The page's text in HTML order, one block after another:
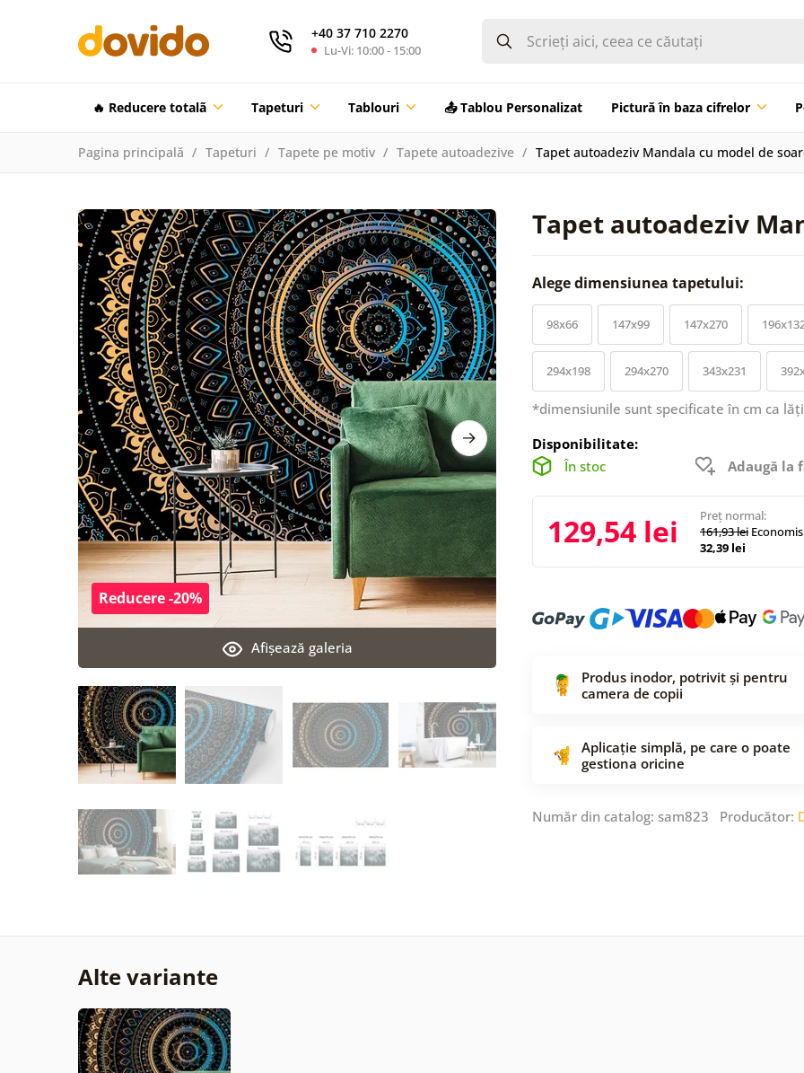
+40 37 710 2270
Lu-Vi: 10:00 - 15:00
🔥 Reducere totalã Tapeturi Tablouri 📤 Tablou Personalizat Pictură în baza cifrelor
Pagina principală Tapeturi Tapete pe motiv Tapete autoadezive Tapet autoadeziv Mandala cu model de
Tapet autoadeziv
Afişează galeria
Reducere -20%
Alege dimensiunea tapetului:
98x66 147x99 147x270
294x198 294x270 343x231
*dimensiunile sunt specificate în cm ca
Disponibilitate:
În stoc
Adaugă la
129,54 lei
Preț normal:
161,93 lei
32,39 lei
Produs inodor, potrivit și pentru
camera de copii
Aplicație simplă, pe care o poate
gestiona oricine
Număr din catalog: sam823 Producător:
Alte variante